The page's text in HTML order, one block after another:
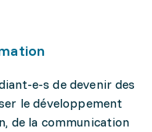
e-s de devenir des
le développement
de la communication